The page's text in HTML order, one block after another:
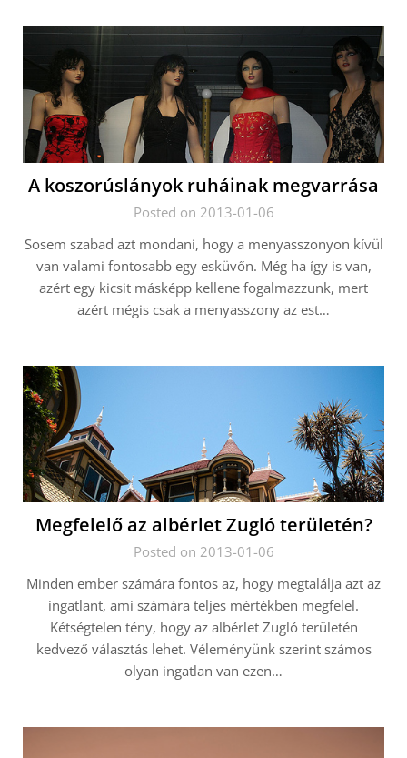
A koszorúslányok ruháinak megvarrása
Posted on 2013-01-06
Sosem szabad azt mondani, hogy a menyasszonyon kívül
van valami fontosabb egy esküvőn. Még ha így is van,
azért egy kicsit másképp kellene fogalmazzunk, mert
azért mégis csak a menyasszony az est…
Megfelelő az albérlet Zugló területén?
Posted on 2013-01-06
Minden ember számára fontos az, hogy megtalálja azt az
ingatlant, ami számára teljes mértékben megfelel.
Kétségtelen tény, hogy az albérlet Zugló területén
kedvező választás lehet. Véleményünk szerint számos
olyan ingatlan van ezen…